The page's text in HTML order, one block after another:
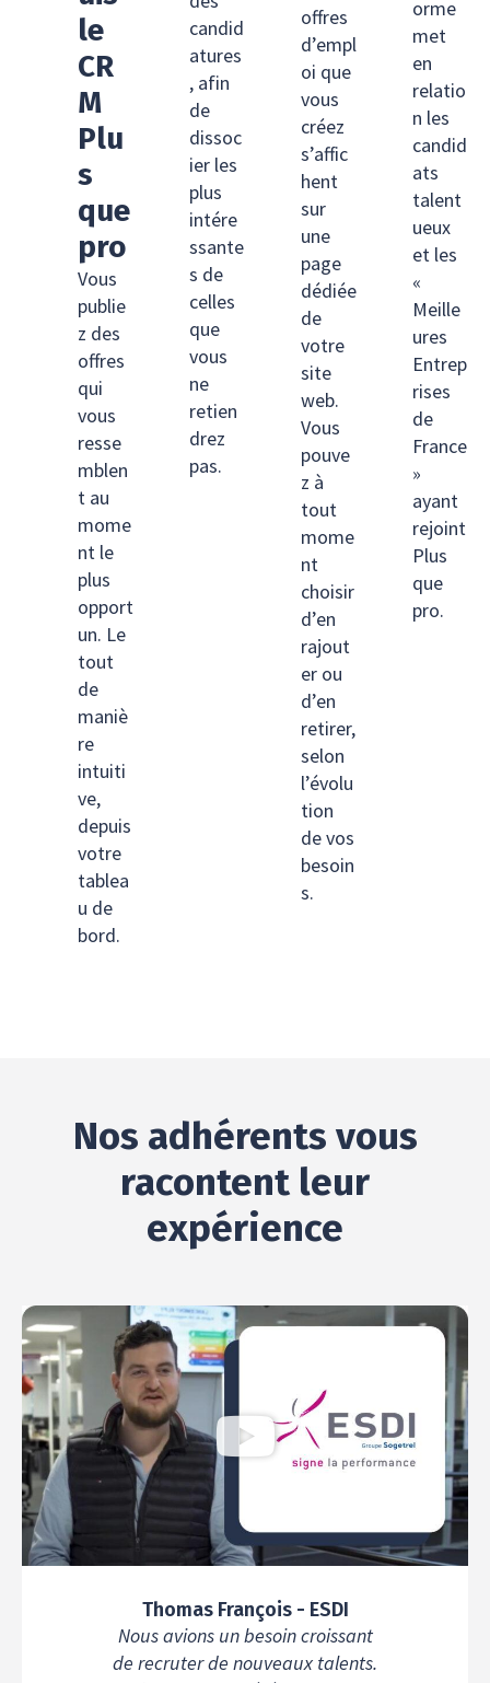
le
CR
M
Plu
s
que
pro
Vous
publie
z des
offres
qui
vous
resse
mblen
t au
mome
nt le
plus
opport
un. Le
tout
de
maniè
re
intuiti
ve,
depuis
votre
tablea
u de
bord.
candid
atures
, afin
de
dissoc
ier les
plus
intére
ssante
s de
celles
que
vous
ne
retien
drez
pas.
offres
d’empl
oi que
vous
créez
s’affic
hent
sur
une
page
dédiée
de
votre
site
web.
Vous
pouve
z à
tout
mome
nt
choisir
d’en
rajout
er ou
d’en
retirer,
selon
l’évolu
tion
de vos
besoin
s.
orme
met
en
relatio
n les
candid
ats
talent
ueux
et les
«
Meille
ures
Entrep
rises
de
France
»
ayant
rejoint
Plus
que
pro.
Nos adhérents vous
racontent leur
expérience
Thomas François - ESDI
Nous avions un besoin croissant
de recruter de nouveaux talents.